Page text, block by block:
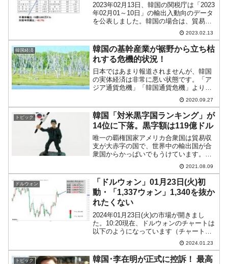
2023年02月13日、韓国の関税庁は「2023
年02月01～10日」の輸出入動向のデータ
を公表しました。韓国の場合は、貿易で
大きなもうけが出ないと国の経済が成立
しませんから、毎月2回（11日と21日）
公表される貿易動向のデータは特に重要
で...
2023.02.13
韓国経済
韓国の基幹産業が裾野から立ち枯
れする危機的状況！
日本ではあまり報道されませんが、韓国
の実体経済は非常に悪い状態です。「ア
ジア通貨危機」「韓国通貨危機」よりも
状況は良くないという認識が広まりつつ
あります。このままでは韓国の基幹産業
が枯死するという嘆きが韓国メディア
『韓国日報』から出ています...
2020.09.27
トピック
韓国「対米黒字国ランキング」が
14位に下落。黒字額は119億ドル
唯一の覇権国家アメリカ合衆国は貿易収
支が大赤字の国で、世界中の輸出国が合
衆国からかっぱいでもうけています。特
にコロナ禍からの回復によって（物価の
上昇もあって）2021年に入ってから各国
の貿易黒字額が大きくなりまました。な
んと25.3％も増加...
2021.08.09
ドルウォン
「ドルウォン」01月23日(火)初
動・「1,337ウォン」1,340を抜か
れたくない
2024年01月23日(火)の市場が開きまし
た。10:20現在、ドルウォンのチャートは
以下のようになっています（チャートは
『Investing.com』より引用）。前日はな
んとか陽線で締まりましたが、本日は現
在のところ陰線。「1ドル＝1,3...
2024.01.23
トピック
韓国･李在明が正式に控訴！ 最高